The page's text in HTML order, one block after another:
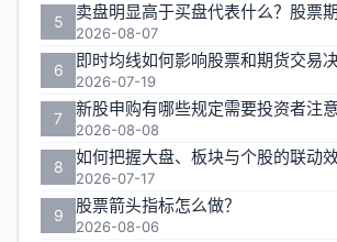
5
2026-08-07
6 即时均线如何影响股票和期货交易
2026-07-19
7 新股申购有哪些规定需要投资者注意
2026-08-08
8
2026-07-17
9 股票箭头指标怎么做？
2026-08-06